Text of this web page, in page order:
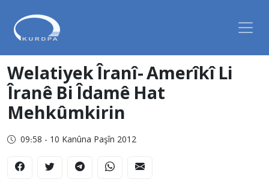
Welatiyek Îranî- Amerîkî Li
Îranê Bi Îdamê Hat
Mehkûmkirin
09:58 - 10 Kanûna Paşîn 2012